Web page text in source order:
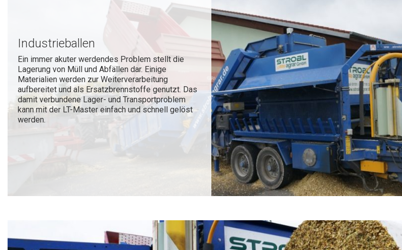
Industrieballen
Ein immer akuter werdendes Problem stellt die
Lagerung von Müll und Abfällen dar. Einige
Materialien werden zur Weiterverarbeitung
aufbereitet und als Ersatzbrennstoffe genutzt. Das
damit verbundene Lager- und Transportproblem
kann mit der LT-Master einfach und schnell gelöst
werden.